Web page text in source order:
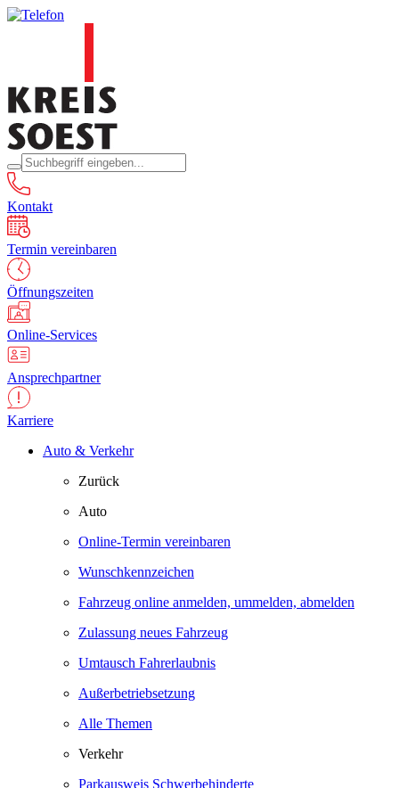
Kontakt
Termin vereinbaren
Öffnungszeiten
Online-Services
Ansprechpartner
Karriere
Auto & Verkehr
Zurück
Auto
Online-Termin vereinbaren
Wunschkennzeichen
Fahrzeug online anmelden, ummelden, abmelden
Zulassung neues Fahrzeug
Umtausch Fahrerlaubnis
Außerbetriebsetzung
Alle Themen
Verkehr
Parkausweis Schwerbehinderte